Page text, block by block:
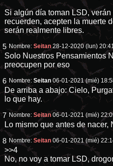
Si algún día toman LSD,
recuerden, acepten la muerte
serán realmente libres.
5 Nombre:Seitan 28-12-2020 (lun)
Solo Nuestros Pensamientos
preocupen por eso
6 Nombre:Seitan 06-01-2021 (mié)
De arriba a abajo: Cielo,
lo que hay.
7 Nombre:Seitan 06-01-2021 (mié)
Lo mismo que antes de nacer,
8 Nombre:Seitan 06-01-2021 (mié)
>>4
No, no voy a tomar LSD,